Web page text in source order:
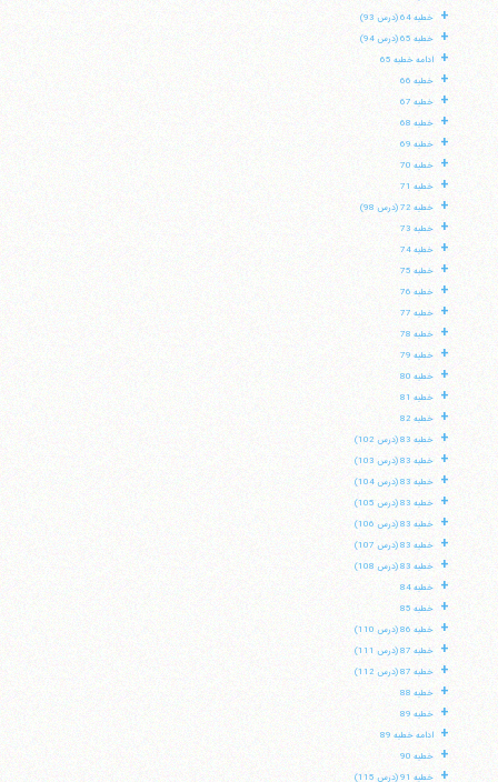
+ خطبه 64 (درس 93)
+ خطبه 65 (درس 94)
+ ادامه خطبه 65
+ خطبه 66
+ خطبه 67
+ خطبه 68
+ خطبه 69
+ خطبه 70
+ خطبه 71
+ خطبه 72 (درس 98)
+ خطبه 73
+ خطبه 74
+ خطبه 75
+ خطبه 76
+ خطبه 77
+ خطبه 78
+ خطبه 79
+ خطبه 80
+ خطبه 81
+ خطبه 82
+ خطبه 83 (درس 102)
+ خطبه 83 (درس 103)
+ خطبه 83 (درس 104)
+ خطبه 83 (درس 105)
+ خطبه 83 (درس 106)
+ خطبه 83 (درس 107)
+ خطبه 83 (درس 108)
+ خطبه 84
+ خطبه 85
+ خطبه 86 (درس 110)
+ خطبه 87 (درس 111)
+ خطبه 87 (درس 112)
+ خطبه 88
+ خطبه 89
+ ادامه خطبه 89
+ خطبه 90
+ خطبه 91 (درس 115)